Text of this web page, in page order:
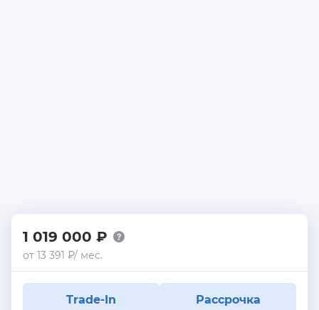
1 019 000 ₽
от 13 391 ₽/ мес.
Trade-In Рассрочка